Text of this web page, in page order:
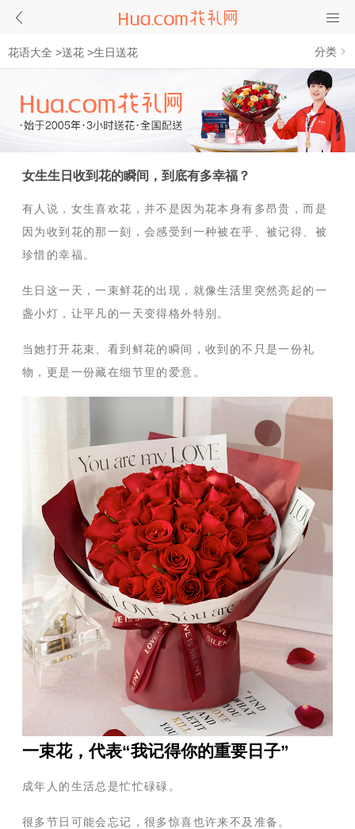
花语大全 >送花 >生日送花 分类
女生生日收到花的瞬间，到底有多幸福？
有人说，女生喜欢花，并不是因为花本身有多昂贵，而是
因为收到花的那一刻，会感受到一种被在乎、被记得、被
珍惜的幸福。
生日这一天，一束鲜花的出现，就像生活里突然亮起的一
盏小灯，让平凡的一天变得格外特别。
当她打开花束、看到鲜花的瞬间，收到的不只是一份礼
物，更是一份藏在细节里的爱意。
一束花，代表“我记得你的重要日子”
成年人的生活总是忙忙碌碌。
很多节日可能会忘记，很多惊喜也许来不及准备。